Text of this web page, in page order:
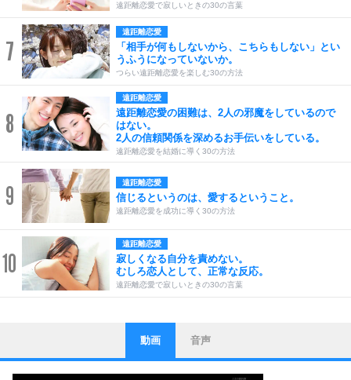
遠距離恋愛で寂しいときの30の言葉
7
遠距離恋愛
「相手が何もしないから、こちらもしない」とい
うふうになっていないか。
つらい遠距離恋愛を楽しむ30の方法
8
遠距離恋愛
遠距離恋愛の困難は、2人の邪魔をしているので
はない。
2人の信頼関係を深めるお手伝いをしている。
遠距離恋愛を結婚に導く30の方法
9 遠距離恋愛
信じるというのは、愛するということ。
遠距離恋愛を成功に導く30の方法
10
遠距離恋愛
寂しくなる自分を責めない。
むしろ恋人として、正常な反応。
遠距離恋愛で寂しいときの30の言葉
1
ストレス対策
他人と比べない。
いっそのこと、他人を見ない。
動画 音声